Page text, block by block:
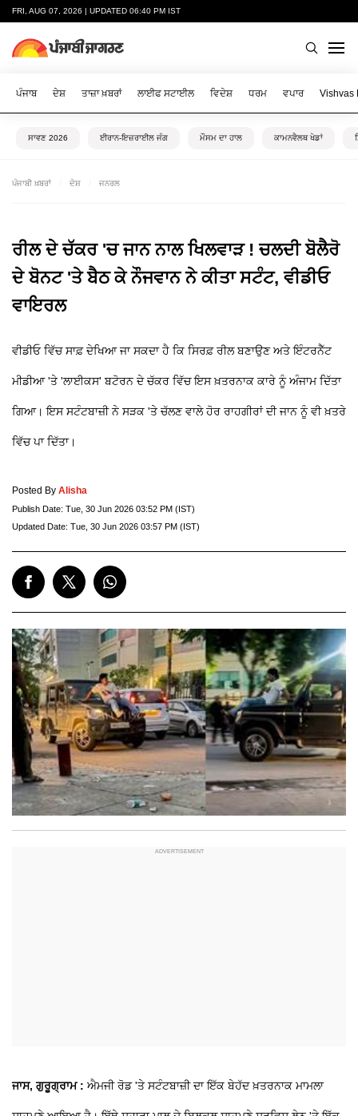
FRI, AUG 07, 2026 | UPDATED 06:40 PM IST
ਪੰਜਾਬ ਦੇਸ਼ ਤਾਜ਼ਾ ਖ਼ਬਰਾਂ ਲਾਈਫ ਸਟਾਈਲ ਵਿਦੇਸ਼ ਧਰਮ ਵਪਾਰ Vishvas
ਸਾਵਣ 2026 ਈਰਾਨ-ਇਜ਼ਰਾਈਲ ਜੰਗ ਮੌਸਮ ਦਾ ਹਾਲ ਕਾਮਨਵੈਲਥ ਖੇਡਾਂ
ਪੰਜਾਬੀ ਖ਼ਬਰਾਂ ਦੇਸ਼ ਜਨਰਲ
ਰੀਲ ਦੇ ਚੱਕਰ 'ਚ ਜਾਨ ਨਾਲ ਖਿਲਵਾੜ ! ਚਲਦੀ ਬੋਲੈਰੋ
ਦੇ ਬੋਨਟ 'ਤੇ ਬੈਠ ਕੇ ਨੌਜਵਾਨ ਨੇ ਕੀਤਾ ਸਟੰਟ, ਵੀਡੀਓ
ਵਾਇਰਲ
ਵੀਡੀਓ ਵਿੱਚ ਸਾਫ਼ ਦੇਖਿਆ ਜਾ ਸਕਦਾ ਹੈ ਕਿ ਸਿਰਫ਼ ਰੀਲ ਬਣਾਉਣ ਅਤੇ ਇੰਟਰਨੈੱਟ
ਮੀਡੀਆ 'ਤੇ 'ਲਾਈਕਸ' ਬਟੋਰਨ ਦੇ ਚੱਕਰ ਵਿੱਚ ਇਸ ਖ਼ਤਰਨਾਕ ਕਾਰੇ ਨੂੰ ਅੰਜਾਮ ਦਿੱਤਾ
ਗਿਆ। ਇਸ ਸਟੰਟਬਾਜ਼ੀ ਨੇ ਸੜਕ 'ਤੇ ਚੱਲਣ ਵਾਲੇ ਹੋਰ ਰਾਹਗੀਰਾਂ ਦੀ ਜਾਨ ਨੂੰ ਵੀ ਖ਼ਤਰੇ
ਵਿੱਚ ਪਾ ਦਿੱਤਾ।
Posted By Alisha
Publish Date: Tue, 30 Jun 2026 03:52 PM (IST)
Updated Date: Tue, 30 Jun 2026 03:57 PM (IST)
ਜਾਸ, ਗੁਰੂਗ੍ਰਾਮ : ਐਮਜੀ ਰੋਡ 'ਤੇ ਸਟੰਟਬਾਜ਼ੀ ਦਾ ਇੱਕ ਬੇਹੱਦ ਖ਼ਤਰਨਾਕ ਮਾਮਲਾ